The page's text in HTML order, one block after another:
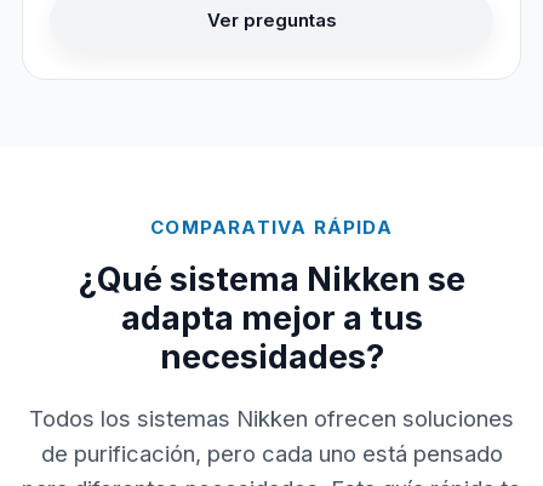
Ver preguntas
COMPARATIVA RÁPIDA
¿Qué sistema Nikken se
adapta mejor a tus
necesidades?
Todos los sistemas Nikken ofrecen soluciones
de purificación, pero cada uno está pensado